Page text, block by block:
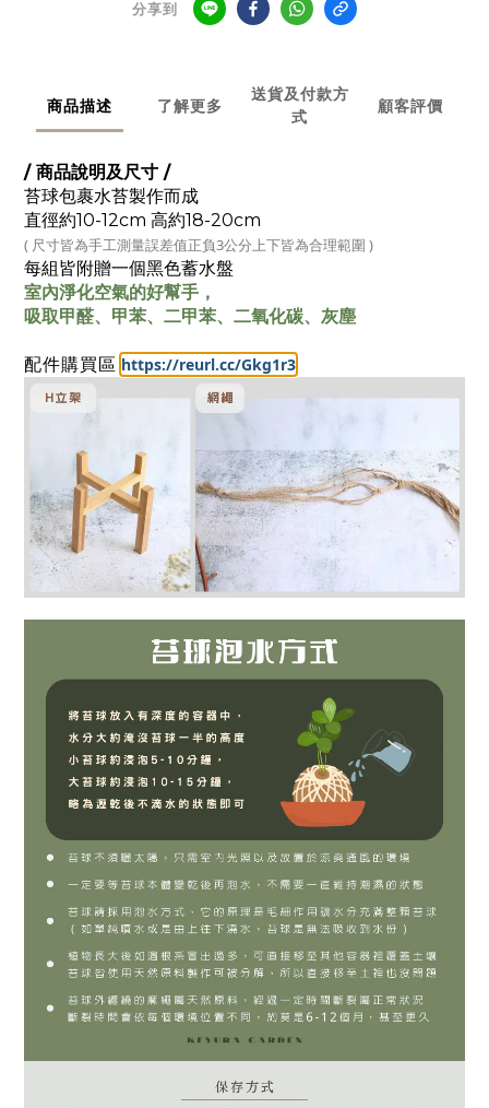
分享到
商品描述 了解更多
送貨及付款方
式
顧客評價
/ 商品說明及尺寸 /
苔球包裹水苔製作而成
直徑約10-12cm 高約18-20cm
( 尺寸皆為手工測量誤差值正負3公分上下皆為合理範圍 )
每組皆附贈一個黑色蓄水盤
室內淨化空氣的好幫手，
吸取甲醛、甲苯、二甲苯、二氧化碳、灰塵
配件購買區 https://reurl.cc/Gkg1r3